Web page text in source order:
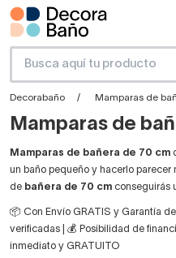
Decorabaño Mamparas de
Mamparas de
Mamparas de bañera de 70 cm
un baño pequeño y hacerlo parecer
de bañera de 70 cm conseguirás
📦 Con Envío GRATIS y Garantía
verificadas | 💰 Posibilidad de
inmediato y GRATUITO